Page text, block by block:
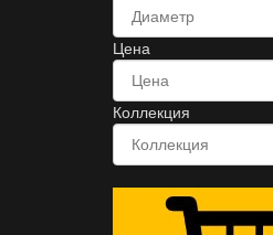
Цена
Коллекция